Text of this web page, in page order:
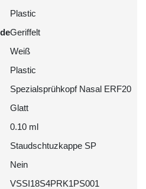
Plastic
Geriffelt
Weiß
Plastic
Spezialsprühkopf Nasal ERF20
Glatt
0.10 ml
Staudschtuzkappe SP
Nein
VSSI18S4PRK1PS001